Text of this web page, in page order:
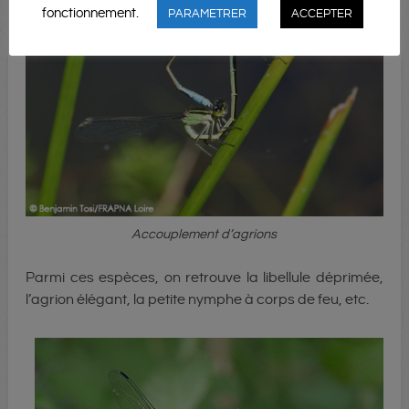
Accouplement d’agrions
Parmi ces espèces, on retrouve la libellule déprimée,
l’agrion élégant, la petite nymphe à corps de feu, etc.
fonctionnement. PARAMETRER ACCEPTER